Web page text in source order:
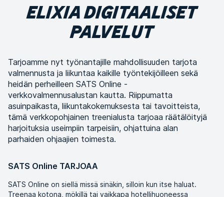
ELIXIA DIGITAALISET
PALVELUT
Tarjoamme nyt työnantajille mahdollisuuden tarjota
valmennusta ja liikuntaa kaikille työntekijöilleen sekä
heidän perheilleen SATS Online -
verkkovalmennusalustan kautta. Riippumatta
asuinpaikasta, liikuntakokemuksesta tai tavoitteista,
tämä verkkopohjainen treenialusta tarjoaa räätälöityjä
harjoituksia useimpiin tarpeisiin, ohjattuina alan
parhaiden ohjaajien toimesta.
SATS Online TARJOAA
SATS Online on siellä missä sinäkin, silloin kun itse haluat.
Treenaa kotona, mökillä tai vaikkapa hotellihuoneessa